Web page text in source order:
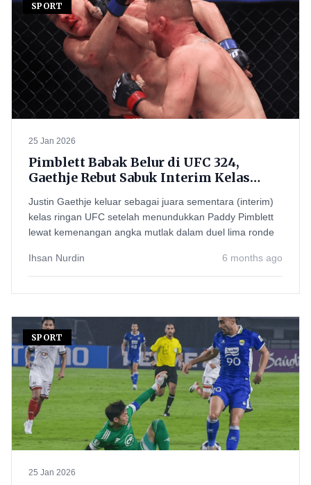
SPORT
25 Jan 2026
Pimblett Babak Belur di UFC 324,
Gaethje Rebut Sabuk Interim Kelas
Justin Gaethje keluar sebagai juara sementara (interim)
kelas ringan UFC setelah menundukkan Paddy Pimblett
lewat kemenangan angka mutlak dalam duel lima ronde
Ihsan Nurdin 6 months ago
SPORT
25 Jan 2026